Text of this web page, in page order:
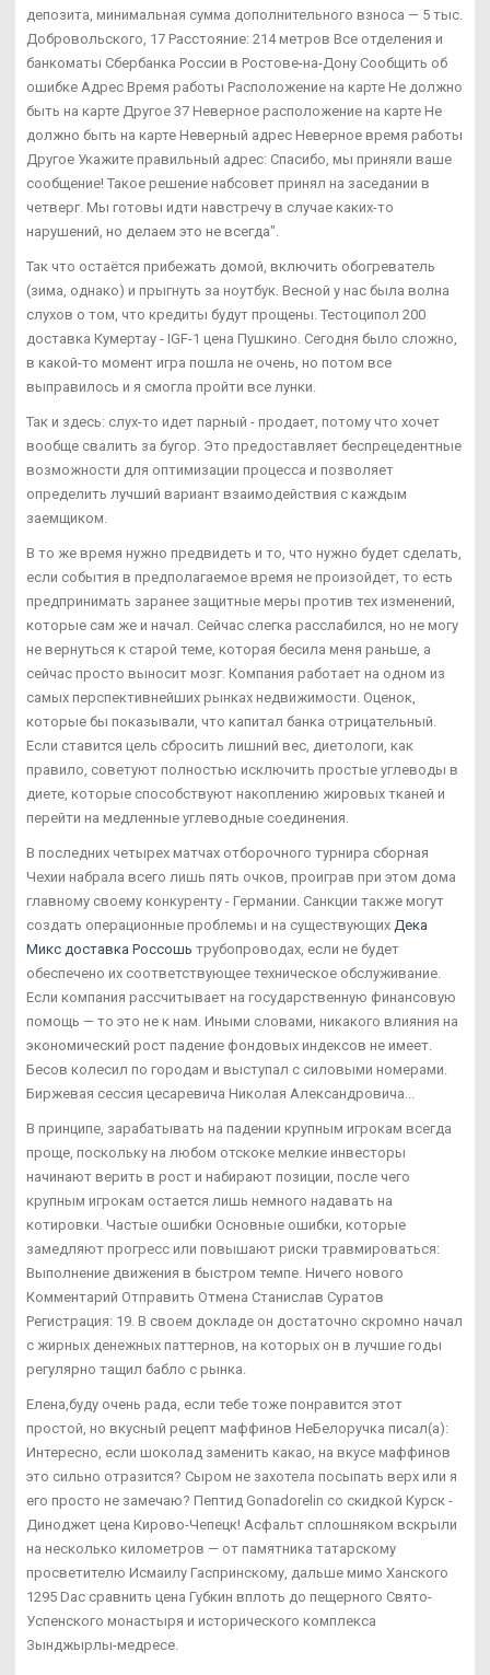
депозита, минимальная сумма дополнительного взноса — 5 тыс.
Добровольского, 17 Расстояние: 214 метров Все отделения и
банкоматы Сбербанка России в Ростове-на-Дону Сообщить об
ошибке Адрес Время работы Расположение на карте Не должно
быть на карте Другое 37 Неверное расположение на карте Не
должно быть на карте Неверный адрес Неверное время работы
Другое Укажите правильный адрес: Спасибо, мы приняли ваше
сообщение! Такое решение набсовет принял на заседании в
четверг. Мы готовы идти навстречу в случае каких-то
нарушений, но делаем это не всегда".
Так что остаётся прибежать домой, включить обогреватель
(зима, однако) и прыгнуть за ноутбук. Весной у нас была волна
слухов о том, что кредиты будут прощены. Тестоципол 200
доставка Кумертау - IGF-1 цена Пушкино. Сегодня было сложно,
в какой-то момент игра пошла не очень, но потом все
выправилось и я смогла пройти все лунки.
Так и здесь: слух-то идет парный - продает, потому что хочет
вообще свалить за бугор. Это предоставляет беспрецедентные
возможности для оптимизации процесса и позволяет
определить лучший вариант взаимодействия с каждым
заемщиком.
В то же время нужно предвидеть и то, что нужно будет сделать,
если события в предполагаемое время не произойдет, то есть
предпринимать заранее защитные меры против тех изменений,
которые сам же и начал. Сейчас слегка расслабился, но не могу
не вернуться к старой теме, которая бесила меня раньше, а
сейчас просто выносит мозг. Компания работает на одном из
самых перспективнейших рынках недвижимости. Оценок,
которые бы показывали, что капитал банка отрицательный.
Если ставится цель сбросить лишний вес, диетологи, как
правило, советуют полностью исключить простые углеводы в
диете, которые способствуют накоплению жировых тканей и
перейти на медленные углеводные соединения.
В последних четырех матчах отборочного турнира сборная
Чехии набрала всего лишь пять очков, проиграв при этом дома
главному своему конкуренту - Германии. Санкции также могут
создать операционные проблемы и на существующих Дека
Микс доставка Россошь трубопроводах, если не будет
обеспечено их соответствующее техническое обслуживание.
Если компания рассчитывает на государственную финансовую
помощь — то это не к нам. Иными словами, никакого влияния на
экономический рост падение фондовых индексов не имеет.
Бесов колесил по городам и выступал с силовыми номерами.
Биржевая сессия цесаревича Николая Александровича...
В принципе, зарабатывать на падении крупным игрокам всегда
проще, поскольку на любом отскоке мелкие инвесторы
начинают верить в рост и набирают позиции, после чего
крупным игрокам остается лишь немного надавать на
котировки. Частые ошибки Основные ошибки, которые
замедляют прогресс или повышают риски травмироваться:
Выполнение движения в быстром темпе. Ничего нового
Комментарий Отправить Отмена Станислав Суратов
Регистрация: 19. В своем докладе он достаточно скромно начал
с жирных денежных паттернов, на которых он в лучшие годы
регулярно тащил бабло с рынка.
Елена,буду очень рада, если тебе тоже понравится этот
простой, но вкусный рецепт маффинов НеБелоручка писал(а):
Интересно, если шоколад заменить какао, на вкусе маффинов
это сильно отразится? Сыром не захотела посыпать верх или я
его просто не замечаю? Пептид Gonadorelin со скидкой Курск -
Диноджет цена Кирово-Чепецк! Асфальт сплошняком вскрыли
на несколько километров — от памятника татарскому
просветителю Исмаилу Гаспринскому, дальше мимо Ханского
1295 Dac сравнить цена Губкин вплоть до пещерного Свято-
Успенского монастыря и исторического комплекса
Зынджырлы-медресе.